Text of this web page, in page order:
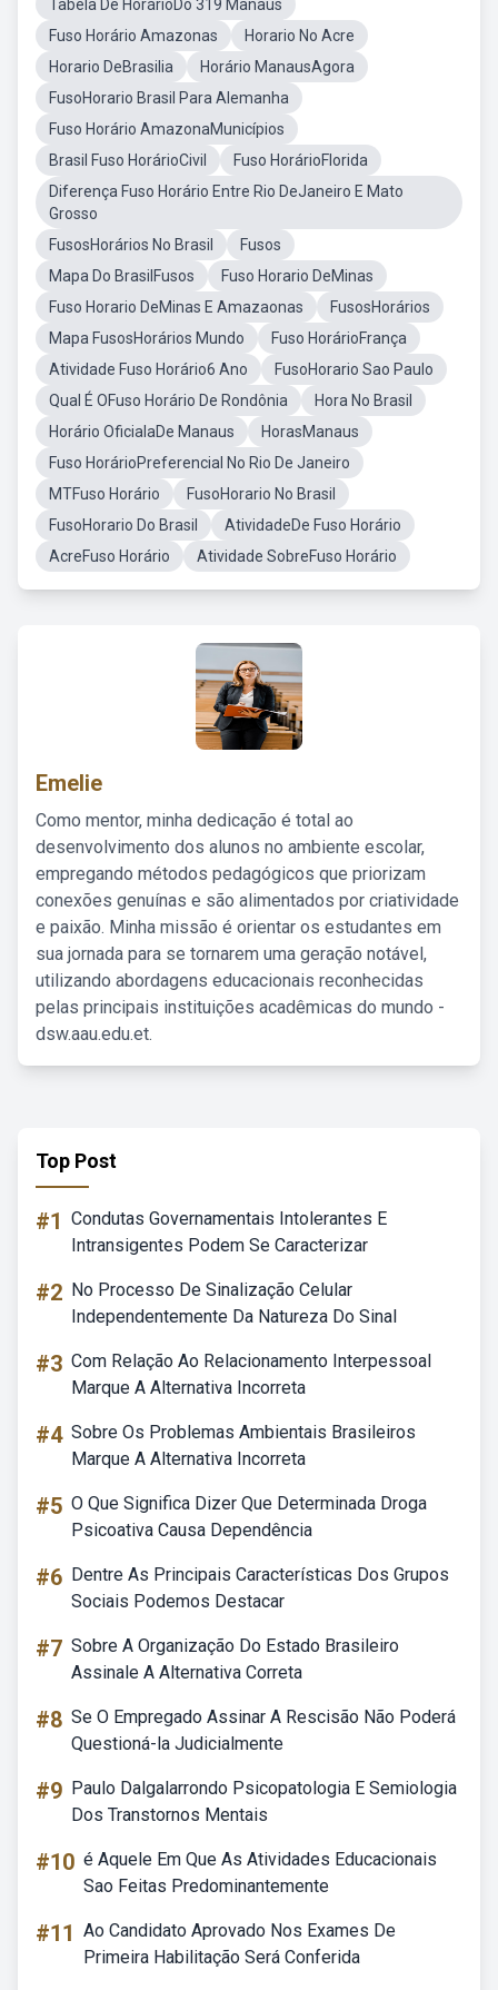
Tabela De HorárioDo 319 Manaus
Fuso Horário Amazonas
Horario No Acre
Horario DeBrasilia
Horário ManausAgora
FusoHorario Brasil Para Alemanha
Fuso Horário AmazonaMunicípios
Brasil Fuso HorárioCivil
Fuso HorárioFlorida
Diferença Fuso Horário Entre Rio DeJaneiro E Mato
Grosso
FusosHorários No Brasil
Fusos
Mapa Do BrasilFusos
Fuso Horario DeMinas
Fuso Horario DeMinas E Amazaonas
FusosHorários
Mapa FusosHorários Mundo
Fuso HorárioFrança
Atividade Fuso Horário6 Ano
FusoHorario Sao Paulo
Qual É OFuso Horário De Rondônia
Hora No Brasil
Horário OficialaDe Manaus
HorasManaus
Fuso HorárioPreferencial No Rio De Janeiro
MTFuso Horário
FusoHorario No Brasil
FusoHorario Do Brasil
AtividadeDe Fuso Horário
AcreFuso Horário
Atividade SobreFuso Horário
Emelie
Como mentor, minha dedicação é total ao
desenvolvimento dos alunos no ambiente escolar,
empregando métodos pedagógicos que priorizam
conexões genuínas e são alimentados por criatividade
e paixão. Minha missão é orientar os estudantes em
sua jornada para se tornarem uma geração notável,
utilizando abordagens educacionais reconhecidas
pelas principais instituições acadêmicas do mundo -
dsw.aau.edu.et.
Top Post
#1 Condutas Governamentais Intolerantes E
Intransigentes Podem Se Caracterizar
#2 No Processo De Sinalização Celular
Independentemente Da Natureza Do Sinal
#3 Com Relação Ao Relacionamento Interpessoal
Marque A Alternativa Incorreta
#4 Sobre Os Problemas Ambientais Brasileiros
Marque A Alternativa Incorreta
#5 O Que Significa Dizer Que Determinada Droga
Psicoativa Causa Dependência
#6 Dentre As Principais Características Dos Grupos
Sociais Podemos Destacar
#7 Sobre A Organização Do Estado Brasileiro
Assinale A Alternativa Correta
#8 Se O Empregado Assinar A Rescisão Não Poderá
Questioná-la Judicialmente
#9 Paulo Dalgalarrondo Psicopatologia E Semiologia
Dos Transtornos Mentais
#10 é Aquele Em Que As Atividades Educacionais
Sao Feitas Predominantemente
#11 Ao Candidato Aprovado Nos Exames De
Primeira Habilitação Será Conferida